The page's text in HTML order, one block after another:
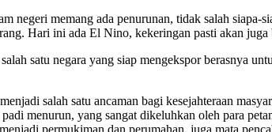
negeri memang ada penurunan, tidak salah
Hari ini ada El Nino, kekeringan pasti akan
satu negara yang siap mengekspor berasnya
salah satu ancaman bagi kesejahteraan
menurun, yang sangat dikeluhkan oleh para
permukiman dan perumahan, juga mata